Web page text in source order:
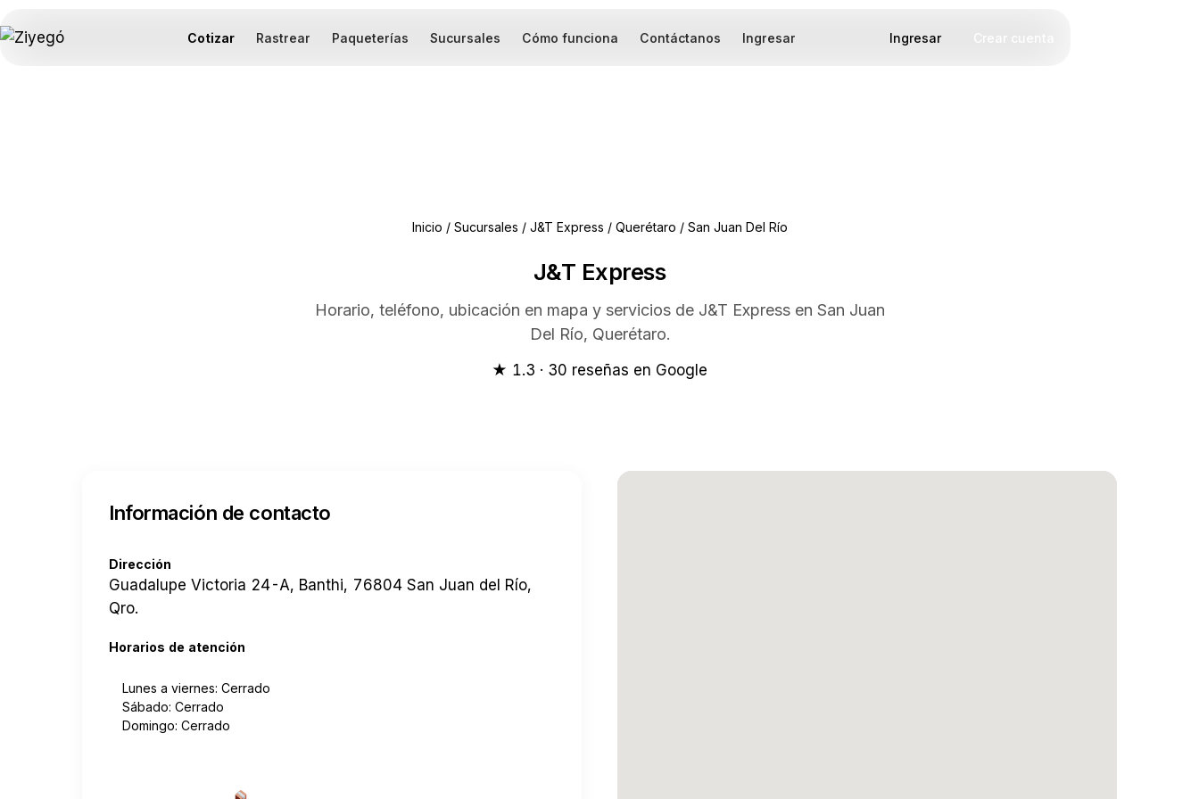
Cotizar Rastrear Paqueterías Sucursales Cómo funciona Contáctanos Ingresar Ingresar
Inicio / Sucursales / J&T Express / Querétaro / San Juan Del Río
J&T Express
Horario, teléfono, ubicación en mapa y servicios de J&T Express en San Juan
Del Río, Querétaro.
★ 1.3 · 30 reseñas en Google
Información de contacto
Dirección
Guadalupe Victoria 24-A, Banthi, 76804 San Juan del Río,
Qro.
Horarios de atención
Lunes a viernes: Cerrado
Sábado: Cerrado
Domingo: Cerrado